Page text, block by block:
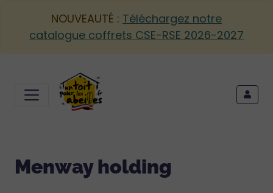
NOUVEAUTÉ : Téléchargez notre
catalogue coffrets CSE-RSE 2026-2027
Menway holding